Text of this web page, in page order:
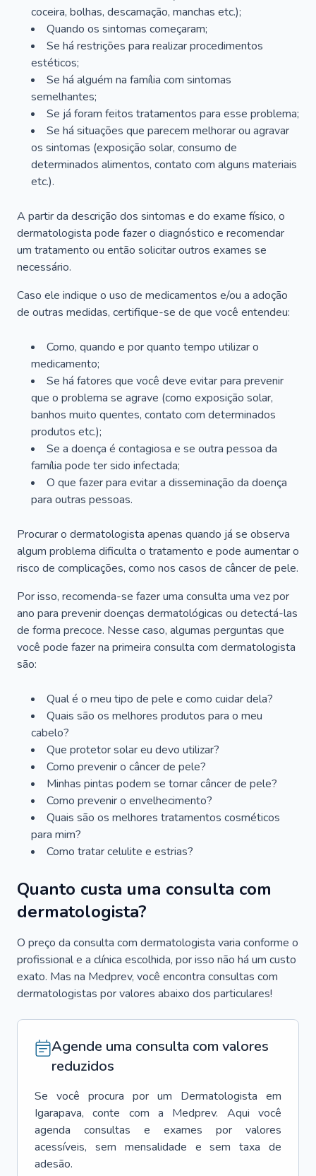
coceira, bolhas, descamação, manchas etc.);
Quando os sintomas começaram;
Se há restrições para realizar procedimentos
estéticos;
Se há alguém na família com sintomas
semelhantes;
Se já foram feitos tratamentos para esse problema;
Se há situações que parecem melhorar ou agravar
os sintomas (exposição solar, consumo de
determinados alimentos, contato com alguns materiais
etc.).
A partir da descrição dos sintomas e do exame físico, o
dermatologista pode fazer o diagnóstico e recomendar
um tratamento ou então solicitar outros exames se
necessário.
Caso ele indique o uso de medicamentos e/ou a adoção
de outras medidas, certifique-se de que você entendeu:
Como, quando e por quanto tempo utilizar o
medicamento;
Se há fatores que você deve evitar para prevenir
que o problema se agrave (como exposição solar,
banhos muito quentes, contato com determinados
produtos etc.);
Se a doença é contagiosa e se outra pessoa da
família pode ter sido infectada;
O que fazer para evitar a disseminação da doença
para outras pessoas.
Procurar o dermatologista apenas quando já se observa
algum problema dificulta o tratamento e pode aumentar o
risco de complicações, como nos casos de câncer de pele.
Por isso, recomenda-se fazer uma consulta uma vez por
ano para prevenir doenças dermatológicas ou detectá-las
de forma precoce. Nesse caso, algumas perguntas que
você pode fazer na primeira consulta com dermatologista
são:
Qual é o meu tipo de pele e como cuidar dela?
Quais são os melhores produtos para o meu
cabelo?
Que protetor solar eu devo utilizar?
Como prevenir o câncer de pele?
Minhas pintas podem se tornar câncer de pele?
Como prevenir o envelhecimento?
Quais são os melhores tratamentos cosméticos
para mim?
Como tratar celulite e estrias?
Quanto custa uma consulta com
dermatologista?
O preço da consulta com dermatologista varia conforme o
profissional e a clínica escolhida, por isso não há um custo
exato. Mas na Medprev, você encontra consultas com
dermatologistas por valores abaixo dos particulares!
Agende uma consulta com valores
reduzidos
Se você procura por um Dermatologista em
Igarapava, conte com a Medprev. Aqui você
agenda consultas e exames por valores
acessíveis, sem mensalidade e sem taxa de
adesão.